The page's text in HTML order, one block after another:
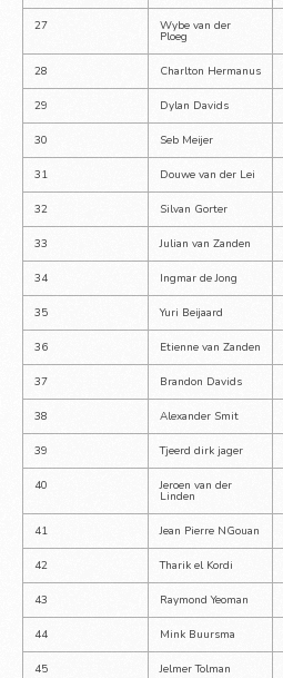
27 Wybe van der
Ploeg
28 Charlton Hermanus
29 Dylan Davids
30 Seb Meijer
31 Douwe van der Lei
32 Silvan Gorter
33 Julian van Zanden
34 Ingmar de Jong
35 Yuri Beijaard
36 Etienne van Zanden
37 Brandon Davids
38 Alexander Smit
39 Tjeerd dirk jager
40 Jeroen van der
Linden
41 Jean Pierre NGouan
42 Tharik el Kordi
43 Raymond Yeoman
44 Mink Buursma
45 Jelmer Tolman